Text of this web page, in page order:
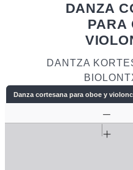
DANZA
PARA
DANTZA
Danza cortesana para oboe y